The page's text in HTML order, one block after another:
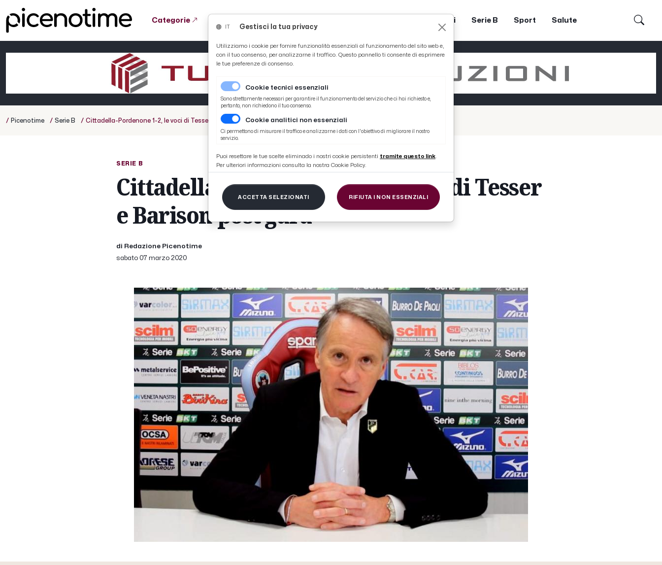
Categorie Coppa Teodori Serie B Sport Salute
/ Picenotime / Serie B / Cittadella-Pordenone 1-2, le voci di Tesser e Barison post gara
SERIE B
Cittadella-Pordenone 1-2, le voci di Tesser
e Barison post gara
di Redazione Picenotime
sabato 07 marzo 2020
Gestisci la tua privacy
Utilizziamo i cookie per fornire funzionalità essenziali al funzionamento del sito web e,
con il tuo consenso, per analizzarne il traffico. Questo pannello ti consente di esprimere
le tue preferenze di consenso.
Cookie tecnici essenziali
Sono strettamente necessari per garantire il funzionamento del servizio che ci hai richiesto e,
pertanto, non richiedono il tuo consenso.
Cookie analitici non essenziali
Ci permettono di misurare il traffico e analizzarne i dati con l'obiettivo di migliorare il nostro
servizio.
Puoi resettare le tue scelte eliminado i nostri cookie persistenti tramite questo link.
Per ulteriori informazioni consulta la nostra Cookie Policy.
ACCETTA SELEZIONATI RIFIUTA I NON ESSENZIALI